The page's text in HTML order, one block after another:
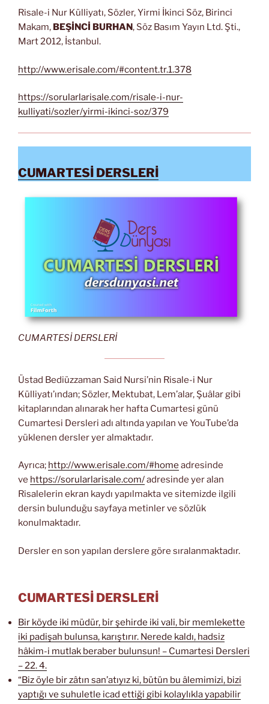
Risale-i Nur Külliyatı, Sözler, Yirmi İkinci Söz, Birinci
Makam, BEŞİNCİ BURHAN, Söz Basım Yayın Ltd. Şti.,
Mart 2012, İstanbul.
http://www.erisale.com/#content.tr.1.378
https://sorularlarisale.com/risale-i-nur-
kulliyati/sozler/yirmi-ikinci-soz/379
CUMARTESİ DERSLERİ
CUMARTESİ DERSLERİ
Üstad Bediüzzaman Said Nursi’nin Risale-i Nur
Külliyatı’ından; Sözler, Mektubat, Lem’alar, Şuâlar gibi
kitaplarından alınarak her hafta Cumartesi günü
Cumartesi Dersleri adı altında yapılan ve YouTube’da
yüklenen dersler yer almaktadır.
Ayrıca; http://www.erisale.com/#home adresinde
ve https://sorularlarisale.com/adresinde yer alan
Risalelerin ekran kaydı yapılmakta ve sitemizde ilgili
dersin bulunduğu sayfaya metinler ve sözlük
konulmaktadır.
Dersler en son yapılan derslere göre sıralanmaktadır.
CUMARTESİ DERSLERİ
Bir köyde iki müdür, bir şehirde iki vali, bir memlekette
iki padişah bulunsa, karıştırır. Nerede kaldı, hadsiz
hâkim-i mutlak beraber bulunsun! – Cumartesi Dersleri
– 22. 4.
“Biz öyle bir zâtın san’atıyız ki, bütün bu âlemimizi, bizi
yaptığı ve suhuletle icad ettiği gibi kolaylıkla yapabilir